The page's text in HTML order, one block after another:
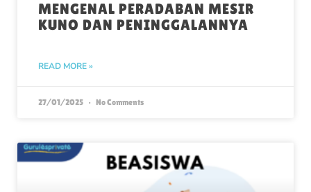
MENGENAL PERADABAN MESIR
KUNO DAN PENINGGALANNYA
READ MORE »
27/01/2025 No Comments